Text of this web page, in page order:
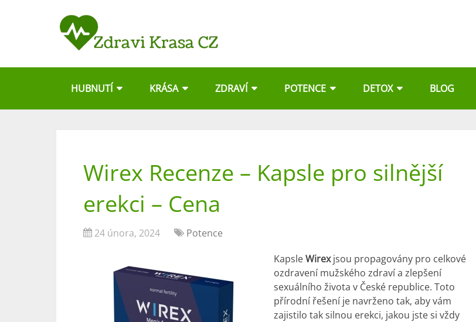
HUBNUTÍ KRÁSA ZDRAVÍ POTENCE DETOX BLOG
Wirex Recenze – Kapsle pro silnější
erekci – Cena
24 února, 2024
Potence
KapsleWirexjsou propagovány pro celkové
ozdravení mužského zdraví a zlepšení
sexuálního života v České republice. Toto
přírodní řešení je navrženo tak, aby vám
zajistilo tak silnou erekci, jakou jste si vždy